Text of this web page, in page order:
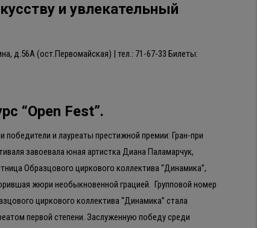
и увлекательный
д.56А (ост.Первомайская) | тел.: 71-67-33 Билеты:
“Оpen Fest”.
победители и лауреаты престижной премии: Гран-при
завоевала юная артистка Диана Паламарчук,
Образцового циркового коллектива “Динамика”,
жюри необыкновенной грацией. Групповой номер
циркового коллектива “Динамика” стала
первой степени. Заслуженную победу среди